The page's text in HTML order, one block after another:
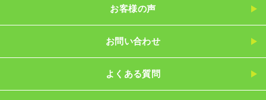
お客様の声
お問い合わせ
よくある質問